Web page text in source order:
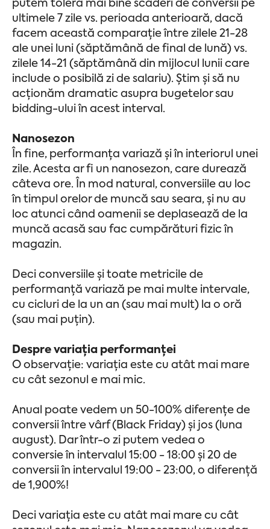
putem tolera mai bine scăderi de conversii pe
ultimele 7 zile vs. perioada anterioară, dacă
facem această comparație între zilele 21-28
ale unei luni (săptămână de final de lună) vs.
zilele 14-21 (săptămână din mijlocul lunii care
include o posibilă zi de salariu). Știm și să nu
acționăm dramatic asupra bugetelor sau
bidding-ului în acest interval.
Nanosezon
În fine, performanța variază și în interiorul unei
zile. Acesta ar fi un nanosezon, care durează
câteva ore. În mod natural, conversiile au loc
în timpul orelor de muncă sau seara, și nu au
loc atunci când oamenii se deplasează de la
muncă acasă sau fac cumpărături fizic în
magazin.
Deci conversiile și toate metricile de
performanță variază pe mai multe intervale,
cu cicluri de la un an (sau mai mult) la o oră
(sau mai puțin).
Despre variația performanței
O observație: variația este cu atât mai mare
cu cât sezonul e mai mic.
Anual poate vedem un 50-100% diferențe de
conversii între vârf (Black Friday) și jos (luna
august). Dar într-o zi putem vedea o
conversie în intervalul 15:00 - 18:00 și 20 de
conversii în intervalul 19:00 - 23:00, o diferență
de 1,900%!
Deci variația este cu atât mai mare cu cât